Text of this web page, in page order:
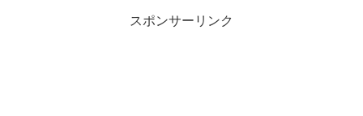
スポンサーリンク